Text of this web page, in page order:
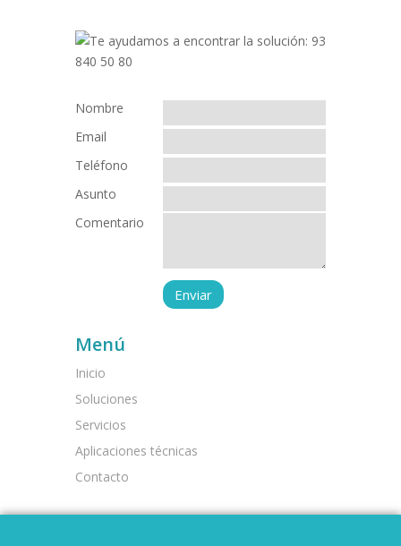
Nombre
Email
Teléfono
Asunto
Comentario
Menú
Inicio
Soluciones
Servicios
Aplicaciones técnicas
Contacto